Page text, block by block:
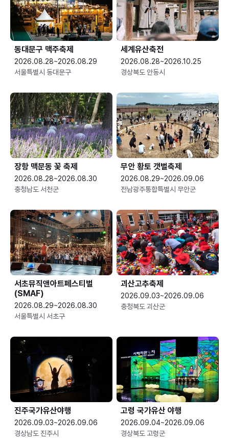
동대문구 맥주축제
2026.08.28~2026.08.29
서울특별시 동대문구
세계유산축전
2026.08.28~2026.10.25
경상북도 안동시
장항 맥문동 꽃 축제
2026.08.28~2026.08.30
충청남도 서천군
무안 황토 갯벌축제
2026.08.29~2026.09.06
전남광주통합특별시 무안군
서초뮤직앤아트페스티벌
(SMAF)
2026.08.29~2026.08.30
서울특별시 서초구
괴산고추축제
2026.09.03~2026.09.06
충청북도 괴산군
진주국가유산야행
2026.09.03~2026.09.06
경상남도 진주시
고령 국가유산 야행
2026.09.04~2026.09.06
경상북도 고령군